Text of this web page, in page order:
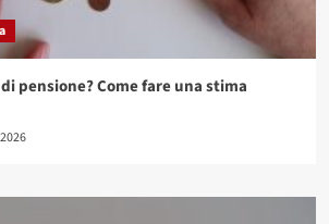
pensione? Come fare una stima